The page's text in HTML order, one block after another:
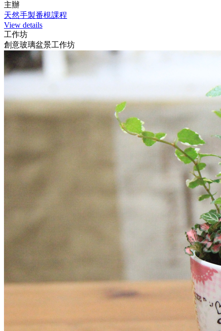
主辦
天然手製番梘課程
View details
工作坊
創意玻璃盆景工作坊